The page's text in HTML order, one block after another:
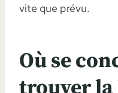
vite que prévu.
Où se